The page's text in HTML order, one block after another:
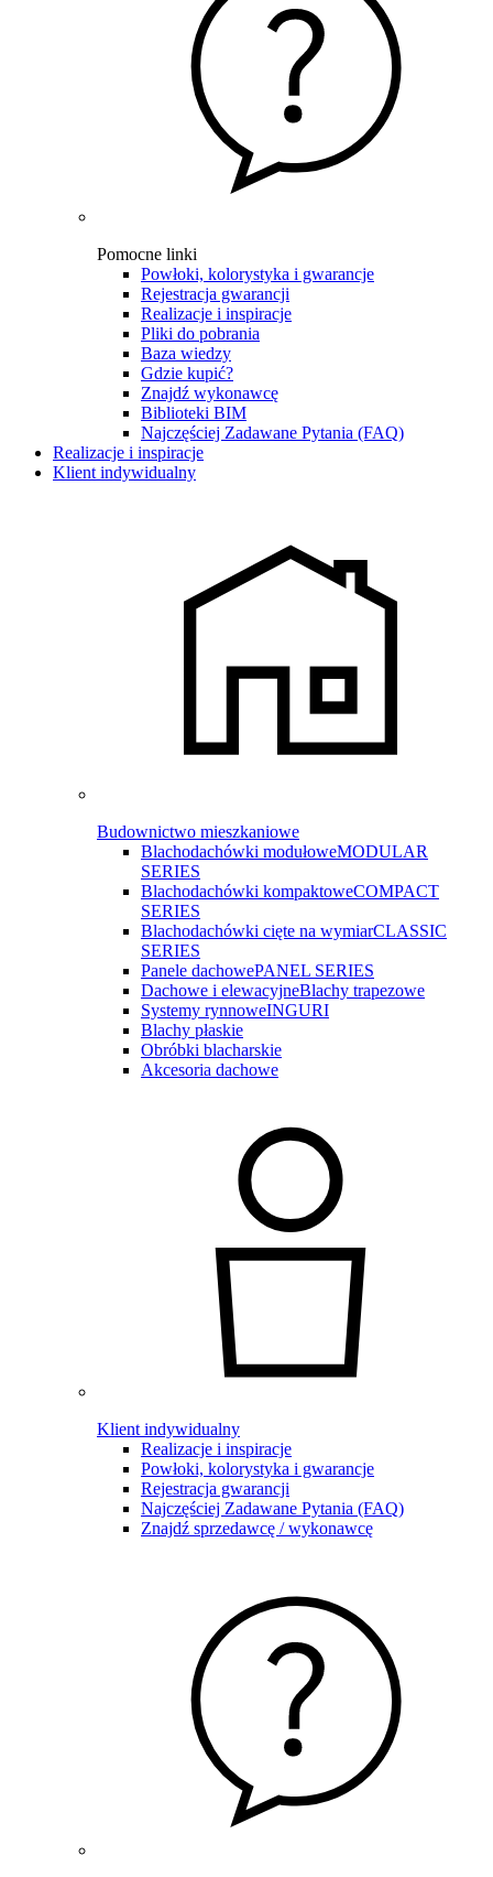
Pomocne linki
Powłoki, kolorystyka i gwarancje
Rejestracja gwarancji
Realizacje i inspiracje
Pliki do pobrania
Baza wiedzy
Gdzie kupić?
Znajdź wykonawcę
Biblioteki BIM
Najczęściej Zadawane Pytania (FAQ)
Realizacje i inspiracje
Klient indywidualny
Budownictwo mieszkaniowe
Blachodachówki modułoweMODULAR
SERIES
Blachodachówki kompaktoweCOMPACT
SERIES
Blachodachówki cięte na wymiarCLASSIC
SERIES
Panele dachowePANEL SERIES
Dachowe i elewacyjneBlachy trapezowe
Systemy rynnoweINGURI
Blachy płaskie
Obróbki blacharskie
Akcesoria dachowe
Klient indywidualny
Realizacje i inspiracje
Powłoki, kolorystyka i gwarancje
Rejestracja gwarancji
Najczęściej Zadawane Pytania (FAQ)
Znajdź sprzedawcę / wykonawcę